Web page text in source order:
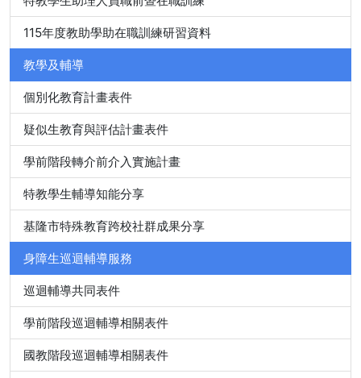
115年度教助學助在職訓練研習資料
教學及輔導
個別化教育計畫表件
疑似生教育與評估計畫表件
學前階段轉介前介入實施計畫
特教學生輔導知能分享
基隆市特殊教育跨校社群成果分享
身障生巡迴輔導服務
巡迴輔導共同表件
學前階段巡迴輔導相關表件
國教階段巡迴輔導相關表件